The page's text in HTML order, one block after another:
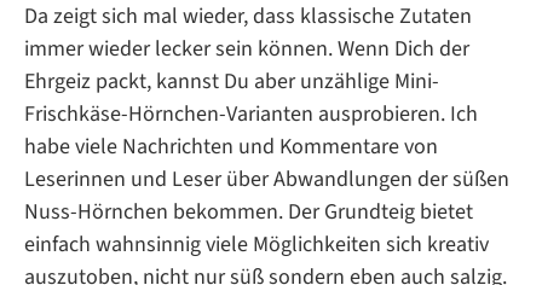
Da zeigt sich mal wieder, dass klassische Zutaten
immer wieder lecker sein können. Wenn Dich der
Ehrgeiz packt, kannst Du aber unzählige Mini-
Frischkäse-Hörnchen-Varianten ausprobieren. Ich
habe viele Nachrichten und Kommentare von
Leserinnen und Leser über Abwandlungen der süßen
Nuss-Hörnchen bekommen. Der Grundteig bietet
einfach wahnsinnig viele Möglichkeiten sich kreativ
auszutoben, nicht nur süß sondern eben auch salzig.